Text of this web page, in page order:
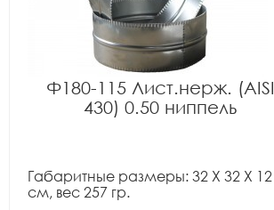
Ф180-115 Лист.нерж. (AISI
430) 0.50 ниппель
Габаритные размеры: 32 X 32 X 12
см, вес 257 гр.